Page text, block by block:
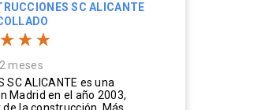
SC ALICANTE
meses
SC ALICANTE es una
Madrid en el año 2003,